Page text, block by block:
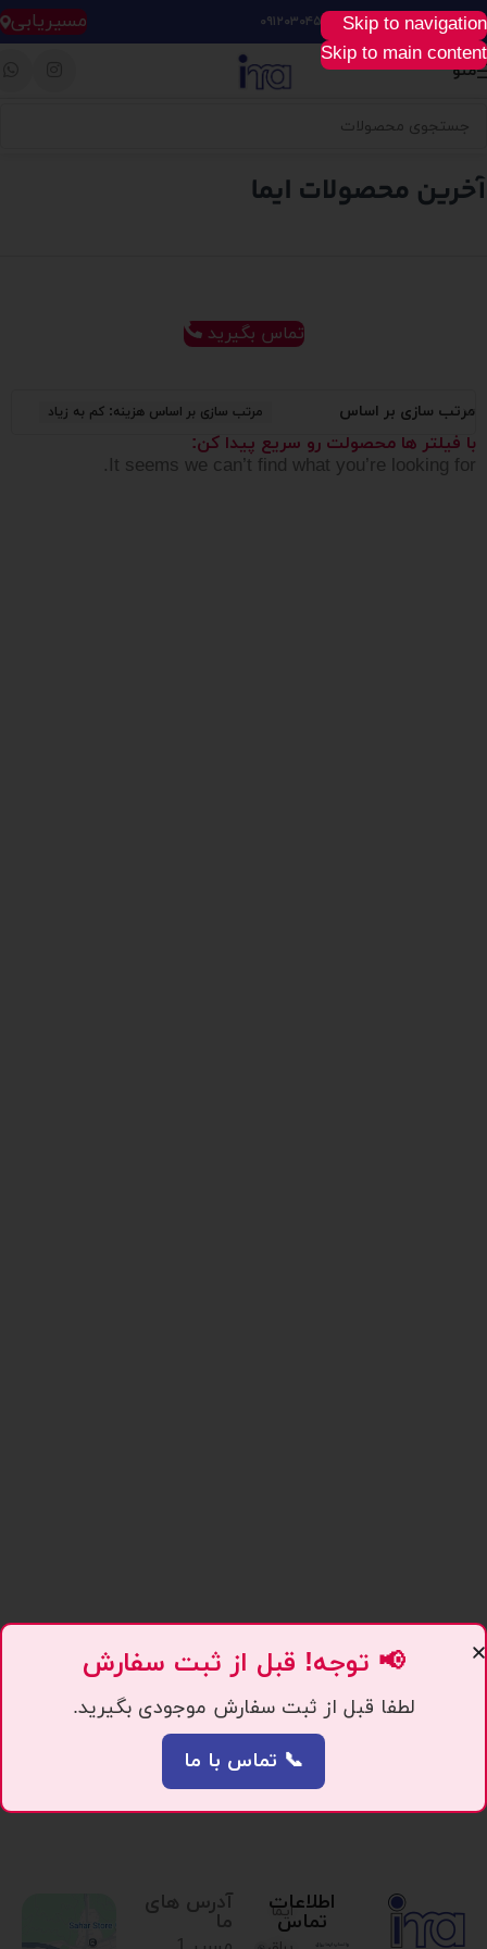
Skip to navigation
Skip to main content
خرید آسان، سریع و راحت : ۰۹۱۲۰۳۰۴۵۲۸ مسیریابی
منو
تماس بگیرید
مرتب سازی بر اساس مرتب سازی بر اساس هزینه: کم به زیاد
با فیلتر ها محصولت رو سریع پیدا کن:
It seems we can’t find what you’re looking for.
ایما
اطلاعات
تماس
آدرس های
ما
📢 توجه! قبل از ثبت سفارش
لطفا قبل از ثبت سفارش موجودی بگیرید.
📞 تماس با ما